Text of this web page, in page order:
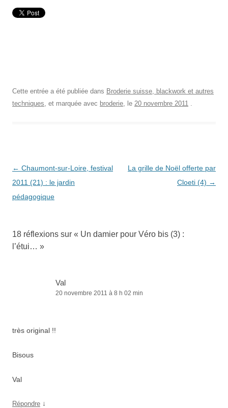
Cette entrée a été publiée dans Broderie suisse, blackwork et autres
techniques, et marquée avec broderie, le 20 novembre 2011 .
Navigation
des
articles
← Chaumont-sur-Loire, festival
2011 (21) : le jardin
pédagogique
La grille de Noël offerte par
Cloeti (4) →
18 réflexions sur « Un damier pour Véro bis (3) :
l’étui… »
Val
20 novembre 2011 à 8 h 02 min
très original !!
Bisous
Val
Répondre ↓